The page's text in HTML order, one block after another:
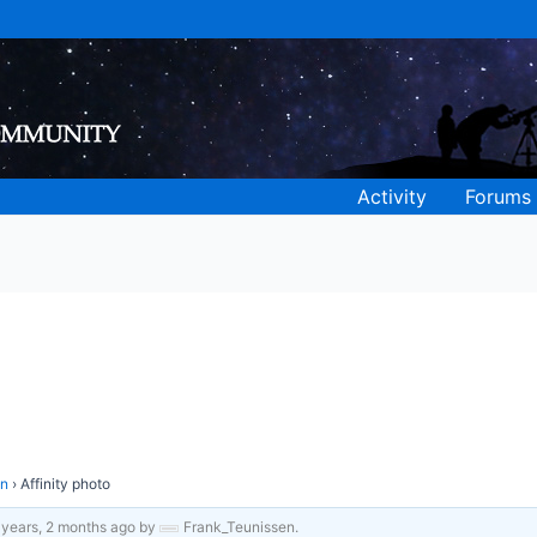
Activity Forums
› Affinity photo
2 months agoby Frank_Teunissen.